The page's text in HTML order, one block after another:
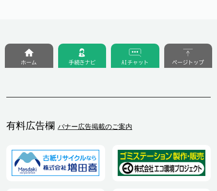
有料広告欄 バナー広告掲載のご案内
ホーム 手続きナビ AIチャット ページトップ